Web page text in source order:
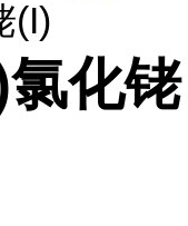
(I)
化铑